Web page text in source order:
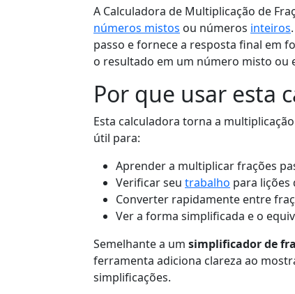
A Calculadora de Multiplicação de
números mistos ou números inteiros
passo e fornece a resposta final em
o resultado em um número misto ou
Por que usar esta
Esta calculadora torna a
útil para:
Aprender a multiplicar frações
Verificar seu trabalho para lições
Converter rapidamente entre
Ver a forma simplificada e o
Semelhante a um simplificador de
ferramenta adiciona clareza ao
simplificações.